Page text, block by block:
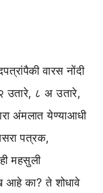
वारस नोंदी
उतारे, ८ अ उतारे,
अंमलात येण्याआधी
पत्रक,
महसुली
आहे का? ते शोधावे